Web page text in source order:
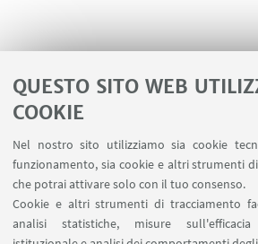
QUESTO SITO WEB
COOKIE
Nel nostro sito utilizziamo sia cookie
funzionamento, sia cookie e altri strumenti
che potrai attivare solo con il tuo consenso.
Cookie e altri strumenti di tracciamento
analisi statistiche, misure
Area riservata
Contatti
SEGUI IL